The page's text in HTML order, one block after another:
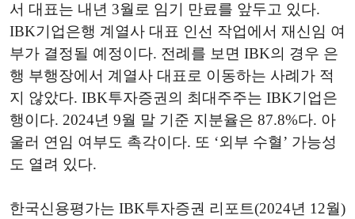
서 대표는 내년 3월로 임기 만료를 앞두고 있다.
IBK기업은행 계열사 대표 인선 작업에서 재신임 여
부가 결정될 예정이다. 전례를 보면 IBK의 경우 은
행 부행장에서 계열사 대표로 이동하는 사례가 적
지 않았다. IBK투자증권의 최대주주는 IBK기업은
행이다. 2024년 9월 말 기준 지분율은 87.8%다. 아
울러 연임 여부도 촉각이다. 또 ‘외부 수혈’ 가능성
도 열려 있다.
한국신용평가는 IBK투자증권 리포트(2024년 12월)